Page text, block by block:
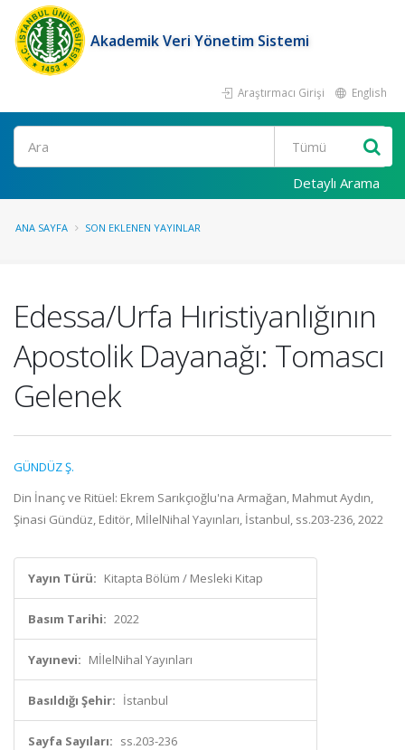
Akademik Veri Yönetim Sistemi
Araştırmacı Girişi English
Ara
Detaylı Arama
ANA SAYFA SON EKLENEN YAYINLAR
Edessa/Urfa Hıristiyanlığının
Apostolik Dayanağı: Tomascı
Gelenek
GÜNDÜZ Ş.
Din İnanç ve Ritüel: Ekrem Sarıkçıoğlu'na Armağan, Mahmut Aydın,
Şinasi Gündüz, Editör, MİlelNihal Yayınları, İstanbul, ss.203-236, 2022
Yayın Türü: Kitapta Bölüm / Mesleki Kitap
Basım Tarihi: 2022
Yayınevi: MİlelNihal Yayınları
Basıldığı Şehir: İstanbul
Sayfa Sayıları: ss.203-236